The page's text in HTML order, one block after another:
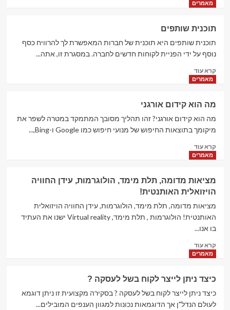
more
באינטרנט
מאמרים
תוכנית שותפים
תוכנית שותפים היא תוכנית של חברות המאפשרת לך להרוויח כסף
נוסף על ידי הפניית לקוחות חדשים לחברה. במסגרת זו, אתה...
קרא עודRead
more
שותפים
מאמרים
מה הוא קידום אורגני
מה הוא קידום אורגני? זהו תהליך מסובך המתמקד במטרה לשפר את
מיקומך בתוצאות החיפוש של מנועי חיפוש כמו Google ו-Bing,...
קרא עודRead
more
הוא
קידום
אורגני
מאמרים
מציאות מדומה, תלת מימד, הולוגרמות, עידן החוויה
הויזואלית האותנטית!
מציאות מדומה, תלת מימד, הולוגרמות, עידן החוויה הויזואלית
האותנטית! הולוגרמות , תלת מימד, Virtual reality ישנו את העתיד
בו אנו...
קרא עודRead
more
מדומה,
תלת
מימד,
מאמרים
כיצד ניתן לייצר לקוח בשל לעסקה ?
כיצד ניתן לייצר לקוח בשל לעסקה ? בסקירה מקצועית זו ניתן דוגמא
לעולם הנדל"ן אך הדוגמאות נכונות למגוון הענפים המובילים...